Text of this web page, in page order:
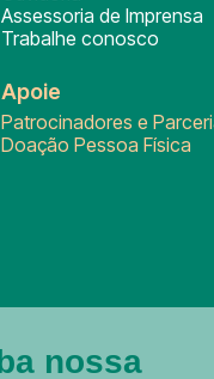
Assessoria de Imprensa
Trabalhe conosco
Apoie
Patrocinadores e
Doação Pessoa Física